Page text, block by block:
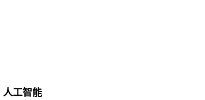
人工智能